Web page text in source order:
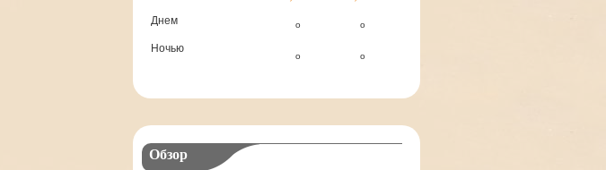
Днем
Ночью
o
o
o
o
Обзор